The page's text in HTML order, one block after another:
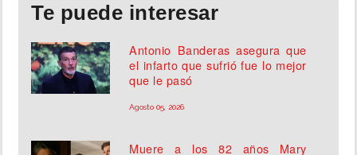
Te puede interesar
Antonio Banderas asegura que
el infarto que sufrió fue lo mejor
que le pasó
Agosto 05, 2026
Muere a los 82 años Mary